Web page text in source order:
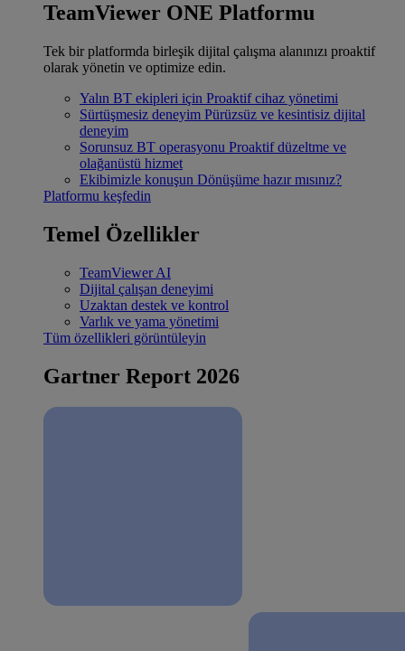
TeamViewer ONE Platformu
Tek bir platformda birleşik dijital çalışma alanınızı proaktif
olarak yönetin ve optimize edin.
Yalın BT ekipleri için Proaktif cihaz yönetimi
Sürtüşmesiz deneyim Pürüzsüz ve kesintisiz dijital
deneyim
Sorunsuz BT operasyonu Proaktif düzeltme ve
olağanüstü hizmet
Ekibimizle konuşun Dönüşüme hazır mısınız?
Platformu keşfedin
Temel Özellikler
TeamViewer AI
Dijital çalışan deneyimi
Uzaktan destek ve kontrol
Varlık ve yama yönetimi
Tüm özellikleri görüntüleyin
Gartner Report 2026